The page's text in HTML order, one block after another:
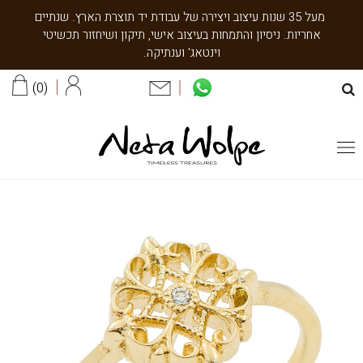
מעל 35 שנות עיצוב ויצירה של עבודת יד תוצרת הארץ. שנתיים
אחריות. ניסיון והתמחות בעיצוב אישי, תיקון ושיחזור תכשיטי
וינטאג' וענתיקה.
0